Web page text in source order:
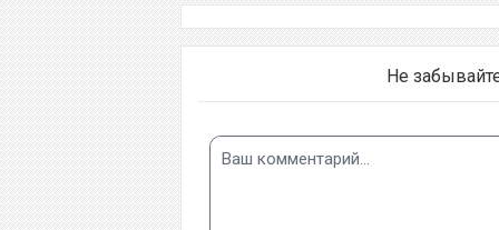
Не